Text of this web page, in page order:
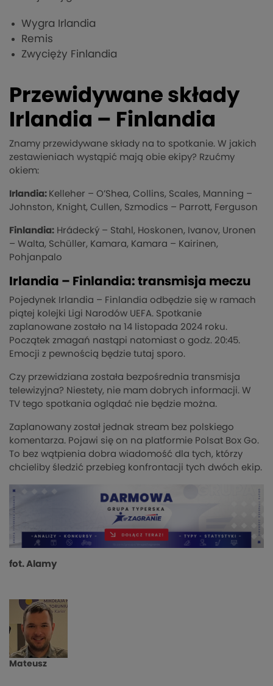
Wygra Irlandia
Remis
Zwycięży Finlandia
Przewidywane składy
Irlandia – Finlandia
Znamy przewidywane składy na to spotkanie. W jakich
zestawieniach wystąpić mają obie ekipy? Rzućmy
okiem:
Irlandia: Kelleher – O’Shea, Collins, Scales, Manning –
Johnston, Knight, Cullen, Szmodics – Parrott, Ferguson
Finlandia: Hrádecký – Stahl, Hoskonen, Ivanov, Uronen
– Walta, Schüller, Kamara, Kamara – Kairinen,
Pohjanpalo
Irlandia – Finlandia: transmisja meczu
Pojedynek Irlandia – Finlandia odbędzie się w ramach
piątej kolejki Ligi Narodów UEFA. Spotkanie
zaplanowane zostało na 14 listopada 2024 roku.
Początek zmagań nastąpi natomiast o godz. 20:45.
Emocji z pewnością będzie tutaj sporo.
Czy przewidziana została bezpośrednia transmisja
telewizyjna? Niestety, nie mam dobrych informacji. W
TV tego spotkania oglądać nie będzie można.
Zaplanowany został jednak stream bez polskiego
komentarza. Pojawi się on na platformie Polsat Box Go.
To bez wątpienia dobra wiadomość dla tych, którzy
chcieliby śledzić przebieg konfrontacji tych dwóch ekip.
fot. Alamy
Mateusz